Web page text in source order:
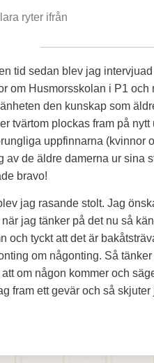
ryter ifrån
tid sedan blev jag
om Husmorsskolan i P1 och
den kunskap som
tvärtom plockas fram på
uppfinnarna (kvinnor
av de äldre damerna ur sina
bravo!
jag rasande stolt. Jag
när jag tänker på det nu så
och tyckt att det är
om någonting. Så
om någon kommer och
fram ett gevär och så skjuter